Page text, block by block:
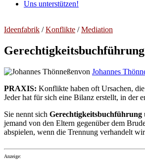
Uns unterstützen!
Ideenfabrik /Konflikte /Mediation
Gerechtigkeitsbuchführung
von Johannes
PRAXIS: Konflikte haben oft Ursachen,
Jeder hat für sich eine Bilanz erstellt, in der
Sie nennt sich Gerechtigkeitsbuchführung
jemand von den Eltern gegenüber dem
abspielen, wenn die Trennung verhandelt
Anzeige: